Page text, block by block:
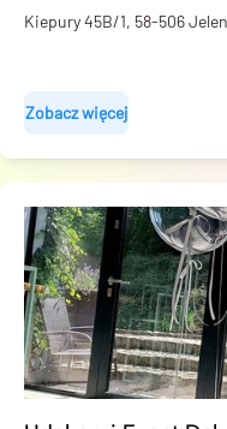
Kiepury 45B/1, 58-506
Zobacz więcej